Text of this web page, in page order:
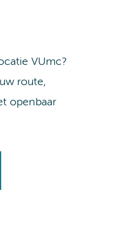
VUmc?
route,
openbaar